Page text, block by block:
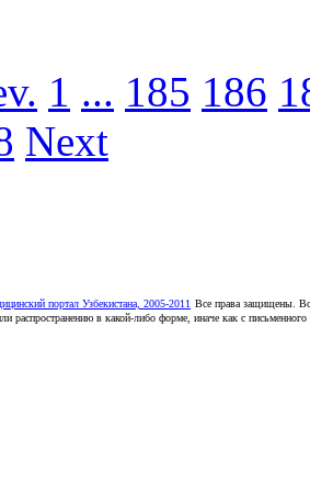
1 ... 185 186
Next
портал Узбекистана, 2005-2011 Все права защищены.
распространению в какой-либо форме, иначе как с